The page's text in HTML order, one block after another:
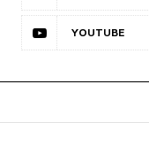
YOUTUBE